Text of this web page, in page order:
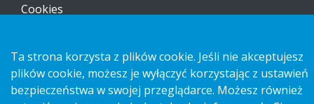
Cookies
Copyright 2026 HL Display AB. All rights reserved.
Ta strona korzysta z plików cookie. Jeśli nie akceptujesz
plików cookie, możesz je wyłączyć korzystając z ustawień
bezpieczeństwa w swojej przeglądarce. Możesz również